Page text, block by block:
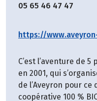
05 65 46 47 47
https://
C’est l’aventure de
en 2001, qui
de l’Aveyron pour ce
coopérative 100 %